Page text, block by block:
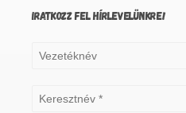
IRATKOZZ FEL HÍRLEVELÜNKRE!